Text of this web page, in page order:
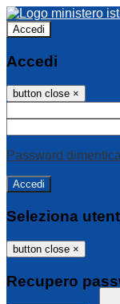
Accedi
Accedi
button close ×
Password
Seleziona
button close ×
Recupero